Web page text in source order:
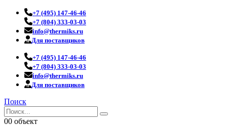
+7 (495) 147-46-46
+7 (804) 333-03-03
info@thermiks.ru
Для поставщиков
+7 (495) 147-46-46
+7 (804) 333-03-03
info@thermiks.ru
Для поставщиков
Поиск
00 объект